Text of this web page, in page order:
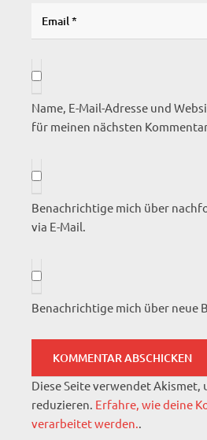
Name, E-Mail-Adresse und
für meinen nächsten
Benachrichtige mich über
via E-Mail.
Benachrichtige mich über neue
Diese Seite verwendet Akismet,
reduzieren. Erfahre, wie deine
verarbeitet werden..